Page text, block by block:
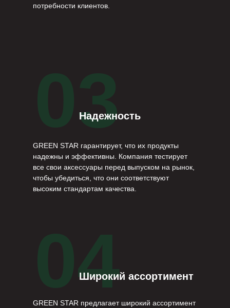
потребности клиентов.
03
Надежность
GREEN STAR гарантирует, что их продукты
надежны и эффективны. Компания тестирует
все свои аксессуары перед выпуском на рынок,
чтобы убедиться, что они соответствуют
высоким стандартам качества.
04Широкий ассортимент
GREEN STAR предлагает широкий ассортимент